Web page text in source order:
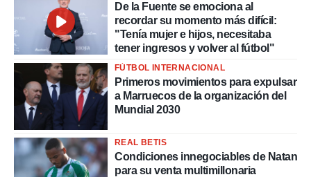
De la Fuente se emociona al
recordar su momento más difícil:
"Tenía mujer e hijos, necesitaba
tener ingresos y volver al fútbol"
FÚTBOL INTERNACIONAL
Primeros movimientos para expulsar
a Marruecos de la organización del
Mundial 2030
REAL BETIS
Condiciones innegociables de Natan
para su venta multimillonaria